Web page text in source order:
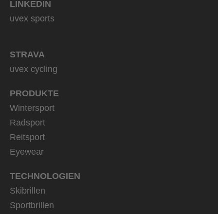
LINKEDIN
uvex sports
STRAVA
uvex cycling
PRODUKTE
Wintersport
Radsport
Reitsport
Eyewear
TECHNOLOGIEN
Skibrillen
Sportbrillen